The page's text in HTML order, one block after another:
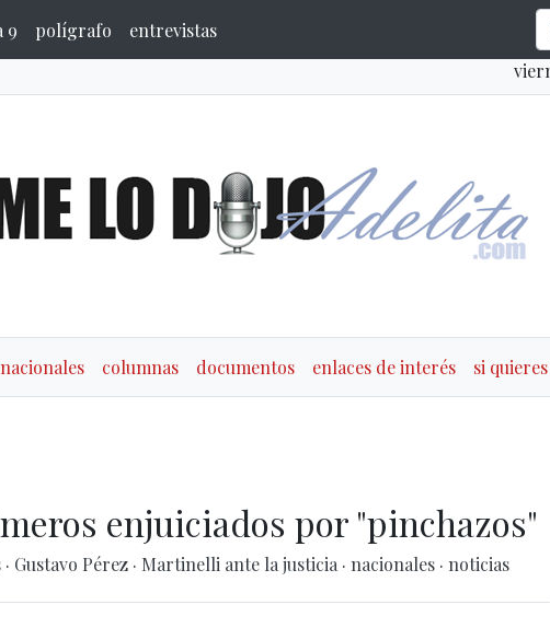
9 polígrafo entrevistas
nacionales columnas documentos enlaces de interés si
enjuiciados por "pinchazos"
· Gustavo Pérez · Martinelli ante la justicia · nacionales · noticias